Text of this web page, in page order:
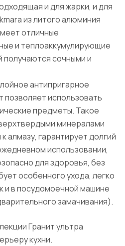
и для жарки, и для
из литого алюминия
отличные
и теплоаккумулирующие
получаются сочными и
антипригарное
позволяет использовать
предметы. Такое
минералами
алмазу, гарантирует долгий
использовании,
для здоровья, без
особенного ухода, легко
и в посудомоечной машине
замачивания).
Гранит ультра
кухни.